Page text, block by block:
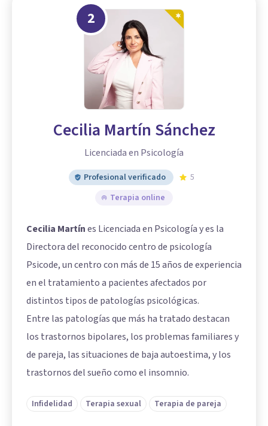
2
Cecilia Martín Sánchez
Licenciada en Psicología
Profesional verificado
5
Terapia online
Cecilia Martínes Licenciada en Psicología y es la
Directora del reconocido centro de psicología
Psicode, un centro con más de 15 años de experiencia
en el tratamiento a pacientes afectados por
distintos tipos de patologías psicológicas.
Entre las patologías que más ha tratado destacan
los trastornos bipolares, los problemas familiares y
de pareja, las situaciones de baja autoestima, y los
trastornos del sueño como el insomnio.
Infidelidad Terapia sexual Terapia de pareja